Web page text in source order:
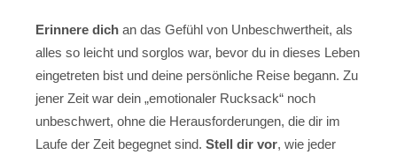
Erinnere dich an das Gefühl von Unbeschwertheit, als
alles so leicht und sorglos war, bevor du in dieses Leben
eingetreten bist und deine persönliche Reise begann. Zu
jener Zeit war dein „emotionaler Rucksack“ noch
unbeschwert, ohne die Herausforderungen, die dir im
Laufe der Zeit begegnet sind. Stell dir vor, wie jeder